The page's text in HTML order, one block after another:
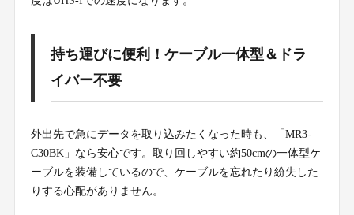
持ち運びに便利！ケーブル一体型＆ドラ
イバー不要
外出先で急にデータを取り込みたくなった時も、「MR3-
C30BK」なら安心です。取り回しやすい約50cmの一体型ケ
ーブルを装備しているので、ケーブルを忘れたり紛失した
りする心配がありません。